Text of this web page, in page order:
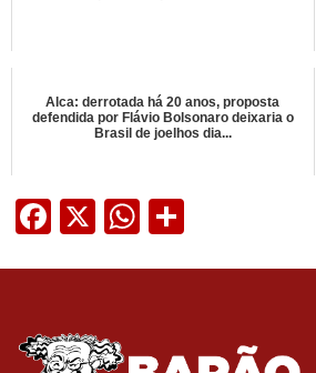
Alca: derrotada há 20 anos, proposta
defendida por Flávio Bolsonaro deixaria o
Brasil de joelhos dia...
Facebook
X WhatsApp